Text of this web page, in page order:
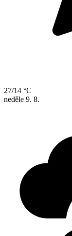
27/14 °C
neděle 9. 8.